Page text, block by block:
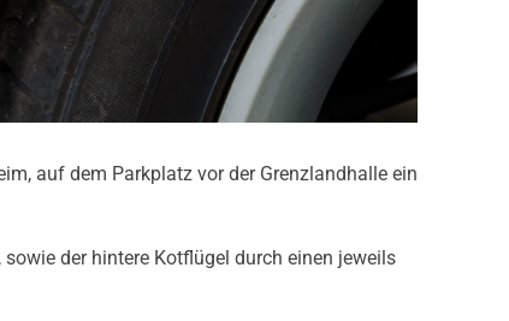
auf dem Parkplatz vor der Grenzlandhalle ein
der hintere Kotflügel durch einen jeweils